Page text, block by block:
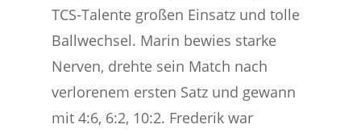
TCS-Talente großen Einsatz und tolle
Ballwechsel. Marin bewies starke
Nerven, drehte sein Match nach
verlorenem ersten Satz und gewann
mit 4:6, 6:2, 10:2. Frederik war